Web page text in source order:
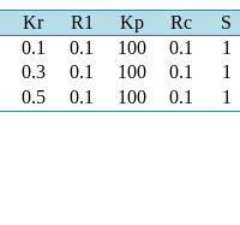
Kr R1 Kp Rc
S
0.1 0.1 100 0.1
1
0.3 0.1 100 0.1
1
0.5 0.1 100 0.1 1